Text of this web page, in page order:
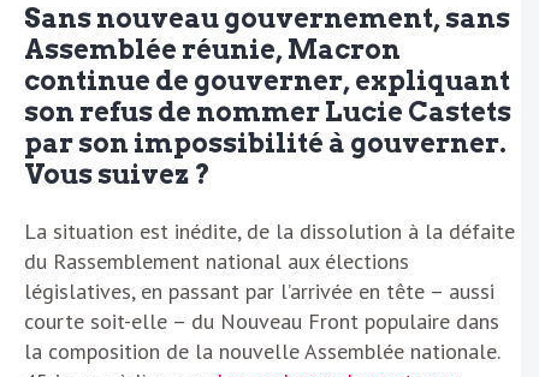
Sans nouveau gouvernement, sans
Assemblée réunie, Macron
continue de gouverner, expliquant
son refus de nommer Lucie Castets
par son impossibilité à gouverner.
Vous suivez ?
La situation est inédite, de la dissolution à la défaite
du Rassemblement national aux élections
législatives, en passant par l’arrivée en tête – aussi
courte soit-elle – du Nouveau Front populaire dans
la composition de la nouvelle Assemblée nationale.